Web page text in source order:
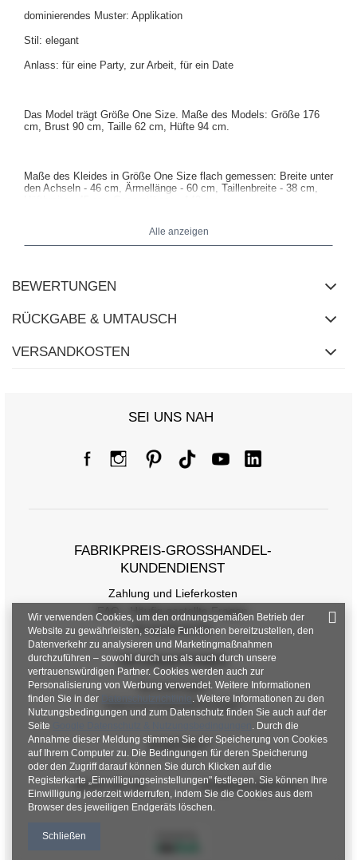
dominierendes Muster: Applikation
Stil: elegant
Anlass: für eine Party, zur Arbeit, für ein Date
Das Model trägt Größe One Size. Maße des Models: Größe 176
cm, Brust 90 cm, Taille 62 cm, Hüfte 94 cm.
Maße des Kleides in Größe One Size flach gemessen: Breite unter
den Achseln - 46 cm, Ärmellänge - 60 cm, Taillenbreite - 38 cm,
Alle anzeigen
BEWERTUNGEN
RÜCKGABE & UMTAUSCH
VERSANDKOSTEN
SEI UNS NAH
FABRIKPREIS-GROSSHANDEL-K
UNDENDIENST
Zahlung und Lieferkosten
FAQ - Häufig gestellte Fragen
Rückgabepolitik
INFORMATIONEN
Verordnungen
Datenschutzbestimmungen
KONTAKT
+48 601 547 740 hurt@factoryprice.eu
Wir verwenden Cookies, um den ordnungsgemäßen Betrieb der
Website zu gewährleisten, soziale Funktionen bereitzustellen, den
Datenverkehr zu analysieren und Marketingmaßnahmen
durchzuführen – sowohl durch uns als auch durch unsere
vertrauenswürdigen Partner. Cookies werden auch zur
Personalisierung von Werbung verwendet. Weitere Informationen
finden Sie in der
Datenschutzrichtlinie. Weitere Informationen zu den
Nutzungsbedingungen und zum Datenschutz finden Sie auch auf der
Seite
. Durch die
Annahme dieser Meldung stimmen Sie der Speicherung von Cookies
auf Ihrem Computer zu. Die Bedingungen für deren Speicherung
oder den Zugriff darauf können Sie durch Klicken auf die
Registerkarte „Einwilligungseinstellungen" festlegen. Sie können Ihre
Einwilligung jederzeit widerrufen, indem Sie die Cookies aus dem
Browser des jeweiligen Endgeräts löschen.
Schließen